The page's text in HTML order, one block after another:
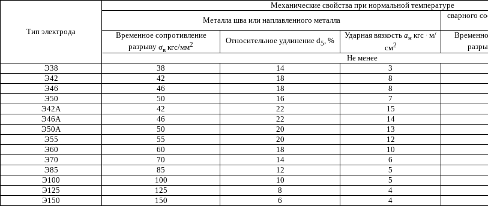
Тип электрода
Механические свойства при нормальной температуре
Металла шва или наплавленного металла
сварного
Временное сопротивление
разрыву σв кгс/мм2 Относительное удлинение d5, %
Ударная вязкость aн кгс ∙ м/
см2
Не менее
Э38
38 14 3
Э42 42 18 8
Э46
46 18 8
Э50
50 16 7
Э42А
42 22 15
Э46А 46 22 14
Э50А
50 20 13
Э55
55 20 12
Э60
60 18 10
Э70
70 14 6
Э85
85 12 5
Э100
100 10 5
Э125
125 8 4
Э150
150 6 4